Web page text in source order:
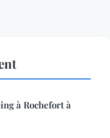
à Rochefort à